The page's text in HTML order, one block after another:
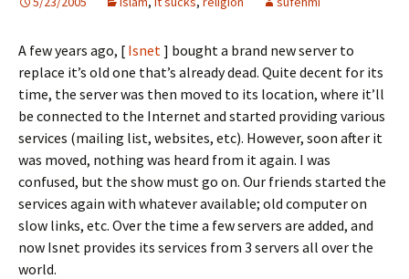
A few years ago, [ Isnet] bought a brand new server to
replace it’s old one that’s already dead. Quite decent for its
time, the server was then moved to its location, where it’ll
be connected to the Internet and started providing various
services (mailing list, websites, etc). However, soon after it
was moved, nothing was heard from it again. I was
confused, but the show must go on. Our friends started the
services again with whatever available; old computer on
slow links, etc. Over the time a few servers are added, and
now Isnet provides its services from 3 servers all over the
world.